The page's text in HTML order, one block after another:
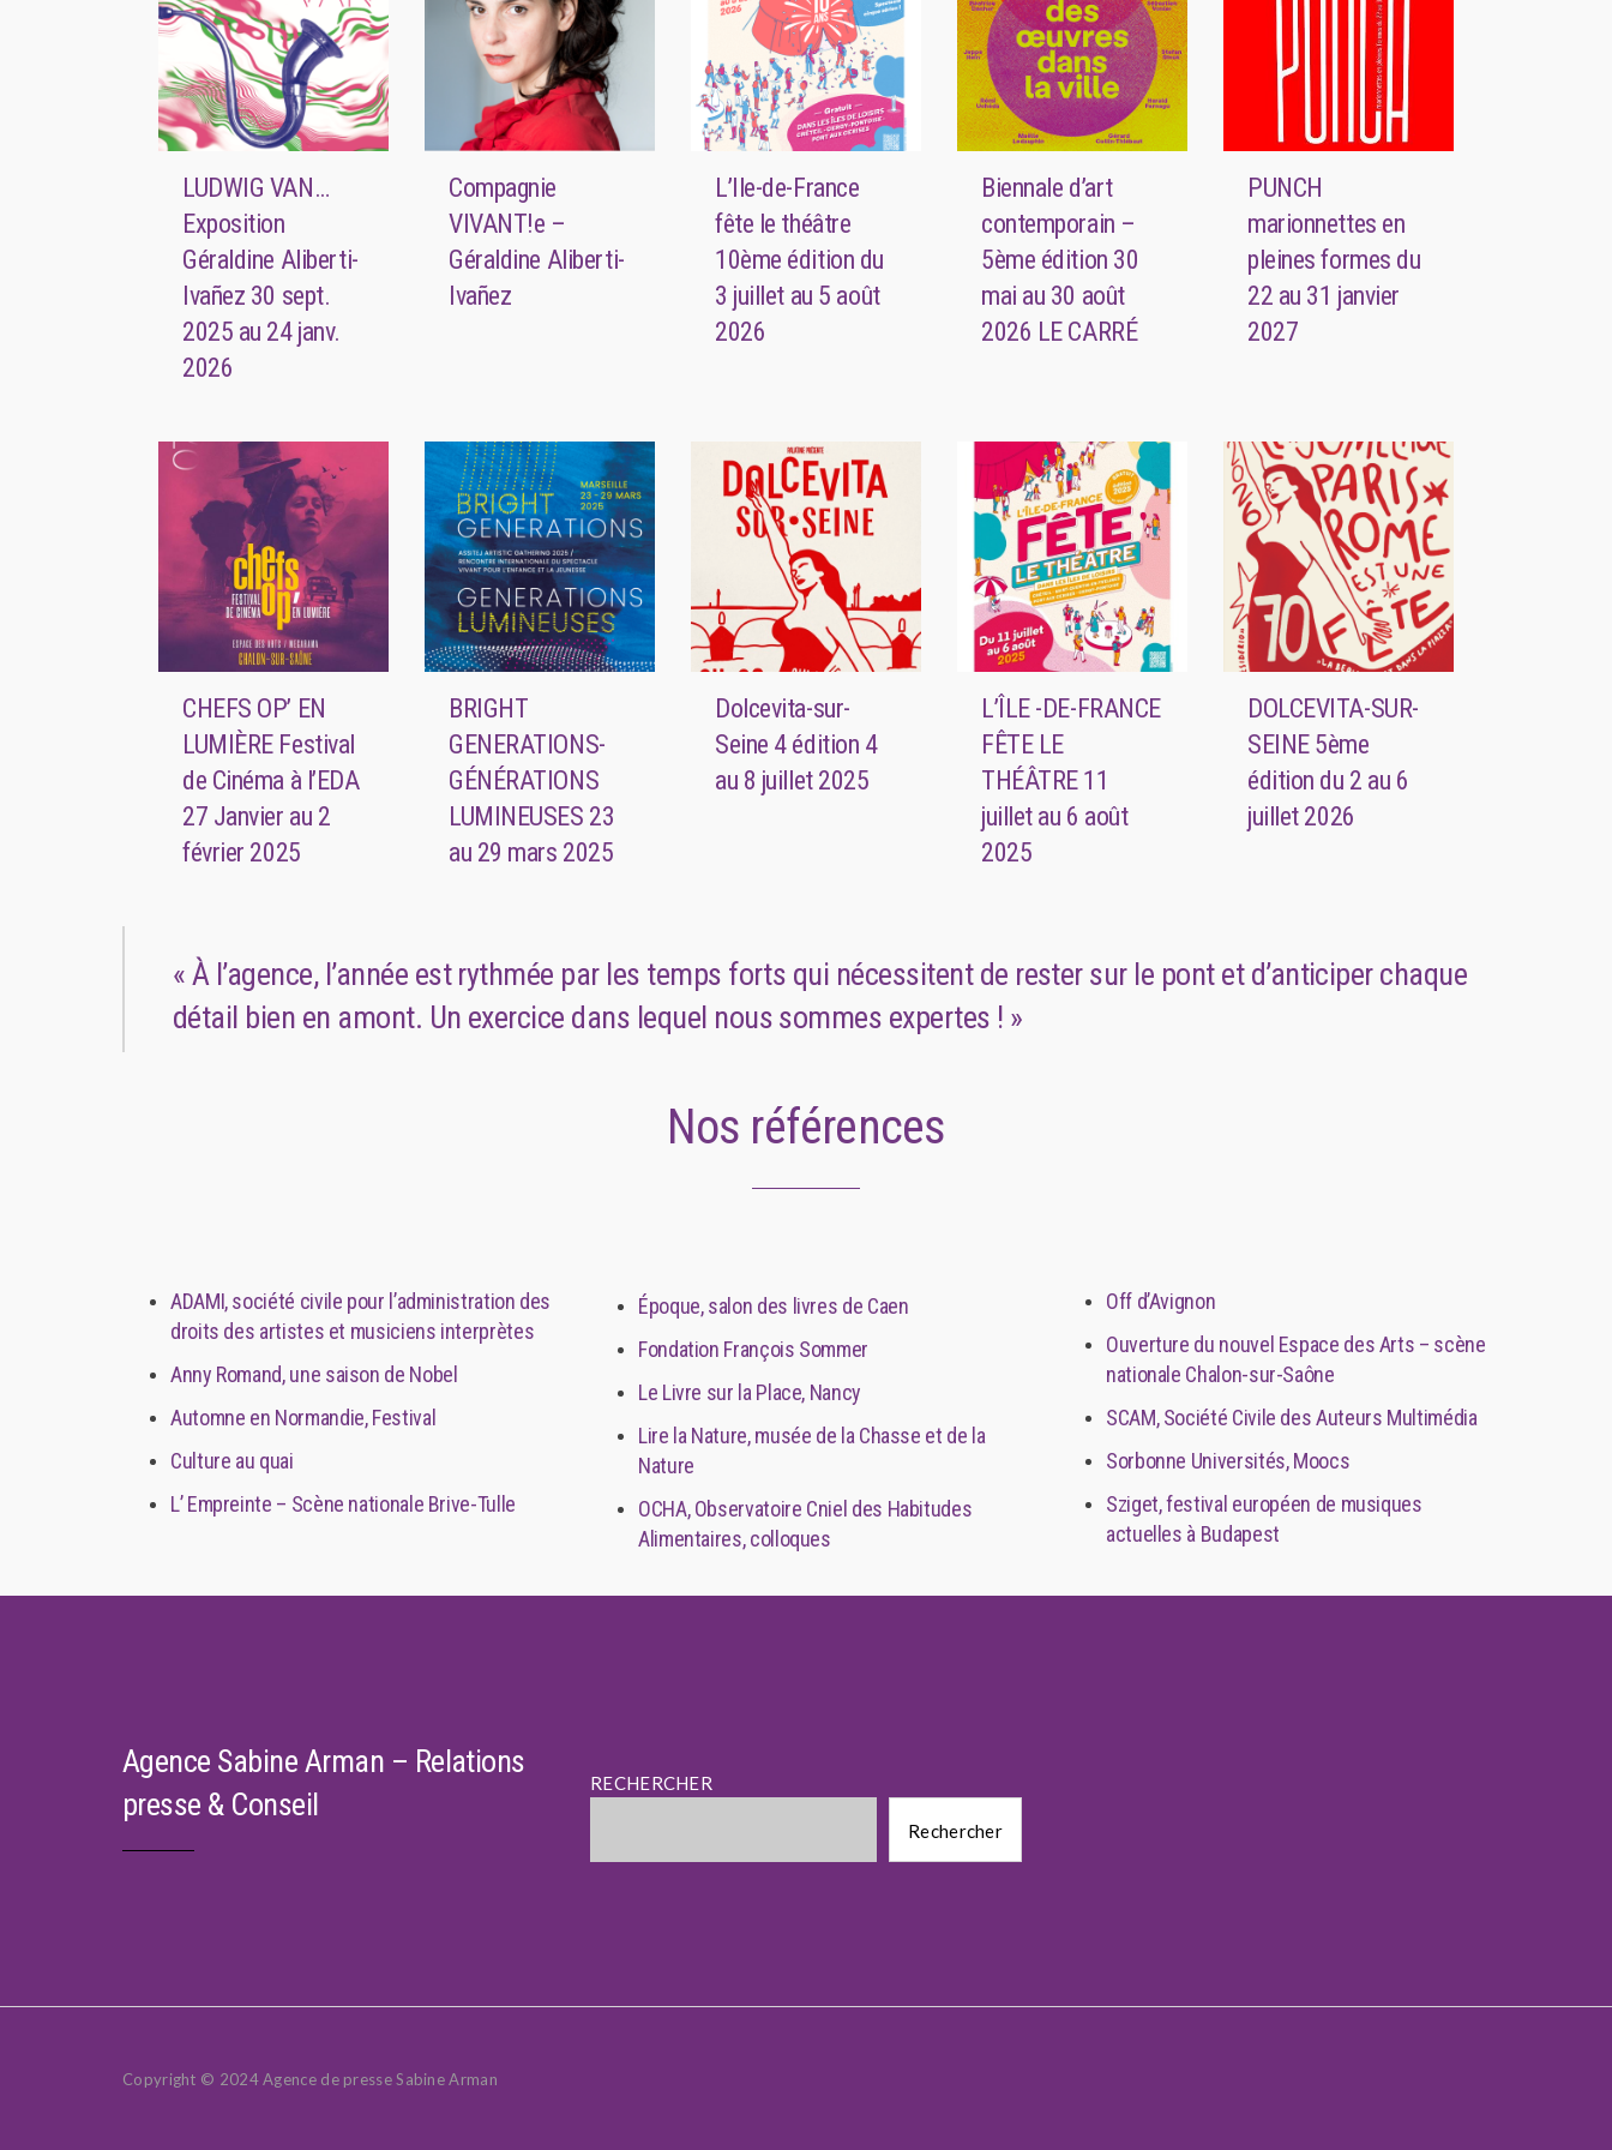
LUDWIG VAN…
Exposition
Géraldine Aliberti-
Ivañez 30 sept.
2025 au 24 janv.
2026
Compagnie
VIVANT!e –
Géraldine Aliberti-
Ivañez
L’Ile-de-France
fête le théâtre
10ème édition du
3 juillet au 5 août
2026
Biennale d’art
contemporain –
5ème édition 30
mai au 30 août
2026 LE CARRÉ
PUNCH
marionnettes en
pleines formes du
22 au 31 janvier
2027
CHEFS OP’ EN
LUMIÈRE Festival
de Cinéma à l’EDA
27 Janvier au 2
février 2025
BRIGHT
GENERATIONS-
GÉNÉRATIONS
LUMINEUSES 23
au 29 mars 2025
Dolcevita-sur-
Seine 4 édition 4
au 8 juillet 2025
L’ÎLE -DE-FRANCE
FÊTE LE
THÉÂTRE 11
juillet au 6 août
2025
DOLCEVITA-SUR-
SEINE 5ème
édition du 2 au 6
juillet 2026
« À l’agence, l’année est rythmée par les temps forts qui nécessitent de rester sur le pont et d’anticiper chaque
détail bien en amont. Un exercice dans lequel nous sommes expertes ! »
Nos références
ADAMI, société civile pour l’administration des
droits des artistes et musiciens interprètes
Anny Romand, une saison de Nobel
Automne en Normandie, Festival
Culture au quai
L’ Empreinte – Scène nationale Brive-Tulle
Époque, salon des livres de Caen
Fondation François Sommer
Le Livre sur la Place, Nancy
Lire la Nature, musée de la Chasse et de la
Nature
OCHA, Observatoire Cniel des Habitudes
Alimentaires, colloques
Off d’Avignon
Ouverture du nouvel Espace des Arts – scène
nationale Chalon-sur-Saône
SCAM, Société Civile des Auteurs Multimédia
Sorbonne Universités, Moocs
Sziget, festival européen de musiques
actuelles à Budapest
Agence Sabine Arman – Relations
presse & Conseil
RECHERCHER
Rechercher
Copyright © 2024 Agence de presse Sabine Arman